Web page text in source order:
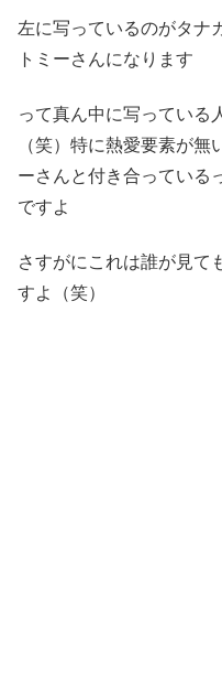
左に写っているのがタナ
トミーさんになります
って真ん中に写っている
（笑）特に熱愛要素が無
ーさんと付き合っている
ですよ
さすがにこれは誰が見て
すよ（笑）